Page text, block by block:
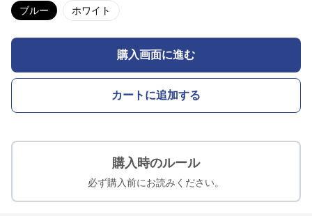
ブルー ホワイト
購入画面に進む
カートに追加する
購入時のルール
必ず購入前にお読みください。